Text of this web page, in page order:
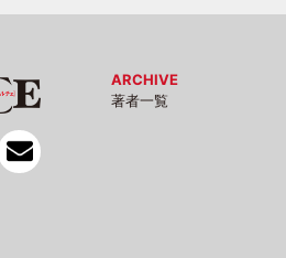
ARCHIVE
著者一覧